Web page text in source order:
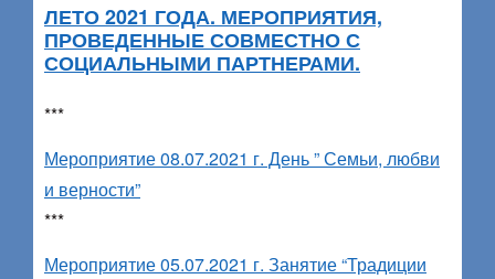
ЛЕТО 2021 ГОДА. МЕРОПРИЯТИЯ,
ПРОВЕДЕННЫЕ СОВМЕСТНО С
СОЦИАЛЬНЫМИ ПАРТНЕРАМИ.
***
Мероприятие 08.07.2021 г. День ” Семьи, любви
и верности”
***
Мероприятие 05.07.2021 г. Занятие “Традиции